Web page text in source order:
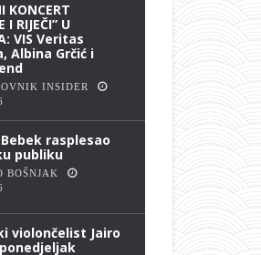
KONCERT
I RIJEČI” U
VIS Veritas
Albina Grčić i
INSIDER
Bebek rasplesao
publiku
BOŠNJAK
violončelist Jairo